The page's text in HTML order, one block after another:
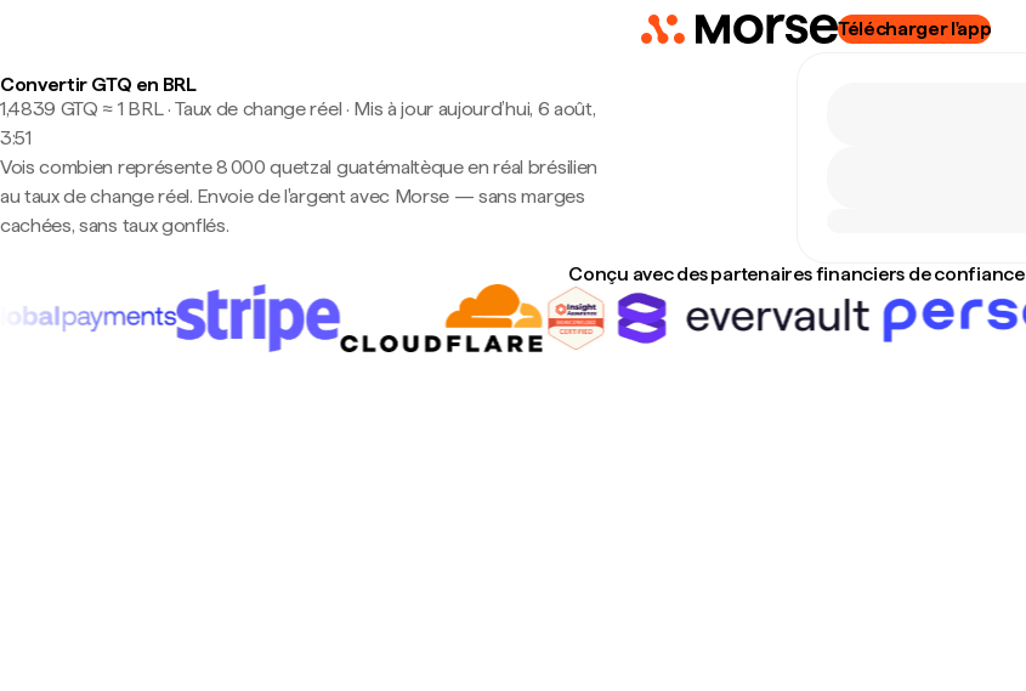
Télécharger l'app
Convertir GTQ en BRL
1,4839 GTQ ≈ 1 BRL · Taux de change réel · Mis à jour aujourd’hui, 6 août,
3:51
Vois combien représente 8 000 quetzal guatémaltèque en réal brésilien
au taux de change réel. Envoie de l'argent avec Morse — sans marges
cachées, sans taux gonflés.
Conçu avec des partenaires financiers de confiance